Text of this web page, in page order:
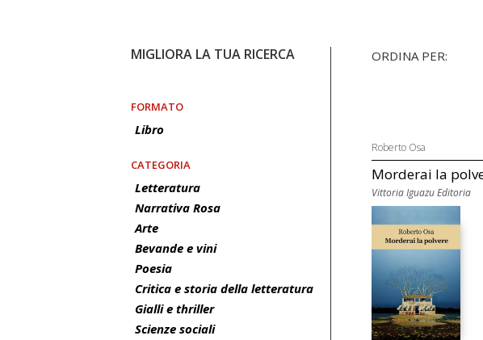
MIGLIORA LA TUA RICERCA
FORMATO
Libro
CATEGORIA
Letteratura
Narrativa Rosa
Arte
Bevande e vini
Poesia
Critica e storia della letteratura
Gialli e thriller
Scienze sociali
ORDINA PER:
Roberto Osa
Morderai la
Vittoria Iguazu Editoria